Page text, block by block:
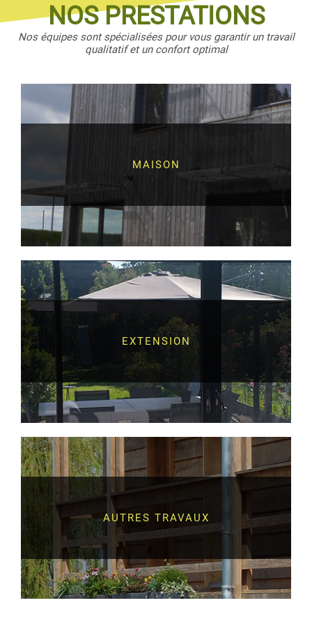
NOS PRESTATIONS
Nos équipes sont spécialisées pour vous garantir un travail
qualitatif et un confort optimal
MAISON
EXTENSION
AUTRES TRAVAUX